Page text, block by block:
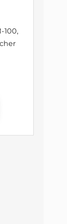
100,